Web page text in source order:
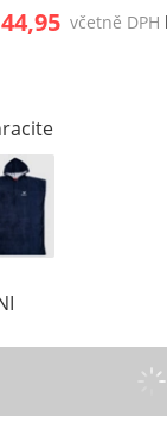
včetně DPH